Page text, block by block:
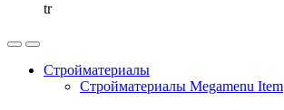
tr
Стройматериалы
Стройматериалы Megamenu Item